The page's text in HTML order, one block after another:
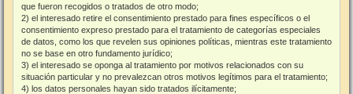
que fueron recogidos o tratados de otro modo;
2) el interesado retire el consentimiento prestado para fines específicos o el
consentimiento expreso prestado para el tratamiento de categorías especiales
de datos, como los que revelen sus opiniones políticas, mientras este tratamiento
no se base en otro fundamento jurídico;
3) el interesado se oponga al tratamiento por motivos relacionados con su
situación particular y no prevalezcan otros motivos legítimos para el tratamiento;
4) los datos personales hayan sido tratados ilícitamente;